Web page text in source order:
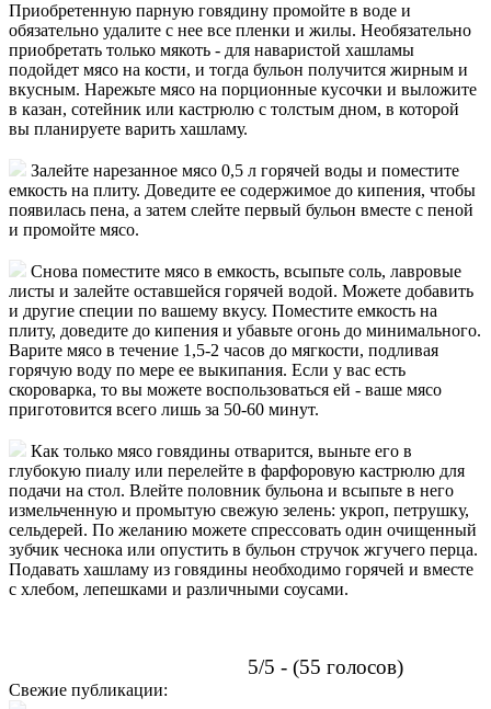
Приобретенную парную говядину промойте в воде и
обязательно удалите с нее все пленки и жилы. Необязательно
приобретать только мякоть - для наваристой хашламы
подойдет мясо на кости, и тогда бульон получится жирным и
вкусным. Нарежьте мясо на порционные кусочки и выложите
в казан, сотейник или кастрюлю с толстым дном, в которой
вы планируете варить хашламу.
Залейте нарезанное мясо 0,5 л горячей воды и поместите
емкость на плиту. Доведите ее содержимое до кипения, чтобы
появилась пена, а затем слейте первый бульон вместе с пеной
и промойте мясо.
Снова поместите мясо в емкость, всыпьте соль, лавровые
листы и залейте оставшейся горячей водой. Можете добавить
и другие специи по вашему вкусу. Поместите емкость на
плиту, доведите до кипения и убавьте огонь до минимального.
Варите мясо в течение 1,5-2 часов до мягкости, подливая
горячую воду по мере ее выкипания. Если у вас есть
скороварка, то вы можете воспользоваться ей - ваше мясо
приготовится всего лишь за 50-60 минут.
Как только мясо говядины отварится, выньте его в
глубокую пиалу или перелейте в фарфоровую кастрюлю для
подачи на стол. Влейте половник бульона и всыпьте в него
измельченную и промытую свежую зелень: укроп, петрушку,
сельдерей. По желанию можете спрессовать один очищенный
зубчик чеснока или опустить в бульон стручок жгучего перца.
Подавать хашламу из говядины необходимо горячей и вместе
с хлебом, лепешками и различными соусами.
5/5 - (55 голосов)
Свежие публикации: